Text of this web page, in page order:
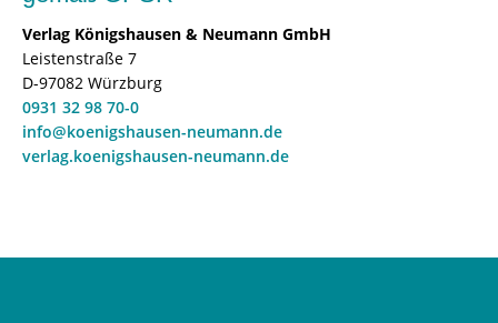
Verlag Königshausen & Neumann GmbH
Leistenstraße 7
D-97082 Würzburg
0931 32 98 70-0
info@koenigshausen-neumann.de
verlag.koenigshausen-neumann.de